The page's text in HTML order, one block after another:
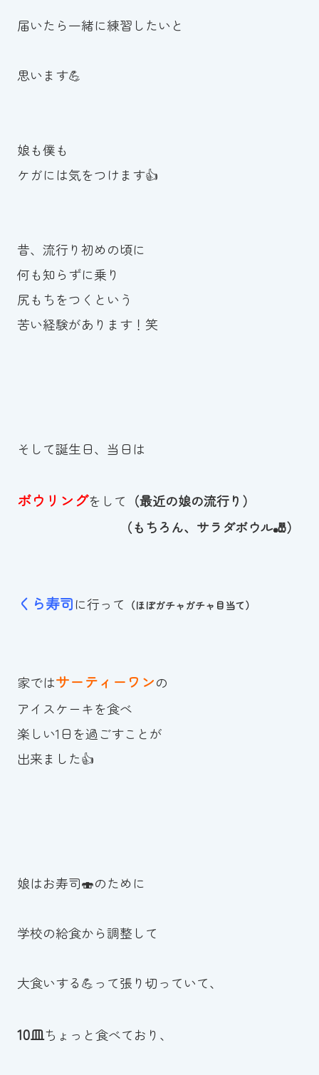
届いたら一緒に練習したいと
思います💪
娘も僕も
ケガには気をつけます👍
昔、流行り初めの頃に
何も知らずに乗り
尻もちをつくという
苦い経験があります！笑
そして誕生日、当日は
ボウリングをして （最近の娘の流行り）
（もちろん、サラダボウル🎳）
くら寿司に行って （ほぼガチャガチャ目当て）
家ではサーティーワンの
アイスケーキを食べ
楽しい1日を過ごすことが
出来ました👍
娘はお寿司🍣のために
学校の給食から調整して
大食いする💪って張り切っていて、
10皿ちょっと食べており、